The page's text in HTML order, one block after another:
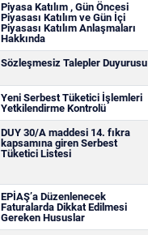
Piyasa Katılım , Gün Öncesi
Piyasası Katılım ve Gün İçi
Piyasası Katılım Anlaşmaları
Hakkında
Sözleşmesiz Talepler Duyurusu
Yeni Serbest Tüketici İşlemleri
Yetkilendirme Kontrolü
DUY 30/A maddesi 14. fıkra
kapsamına giren Serbest
Tüketici Listesi
EPİAŞ’a Düzenlenecek
Faturalarda Dikkat Edilmesi
Gereken Hususlar